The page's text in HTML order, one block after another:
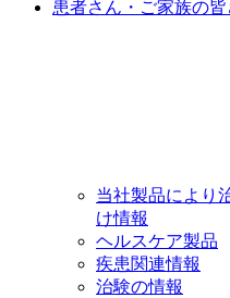
患者さん・ご家族の皆
当社製品により
け情報
ヘルスケア製品
疾患関連情報
治験の情報